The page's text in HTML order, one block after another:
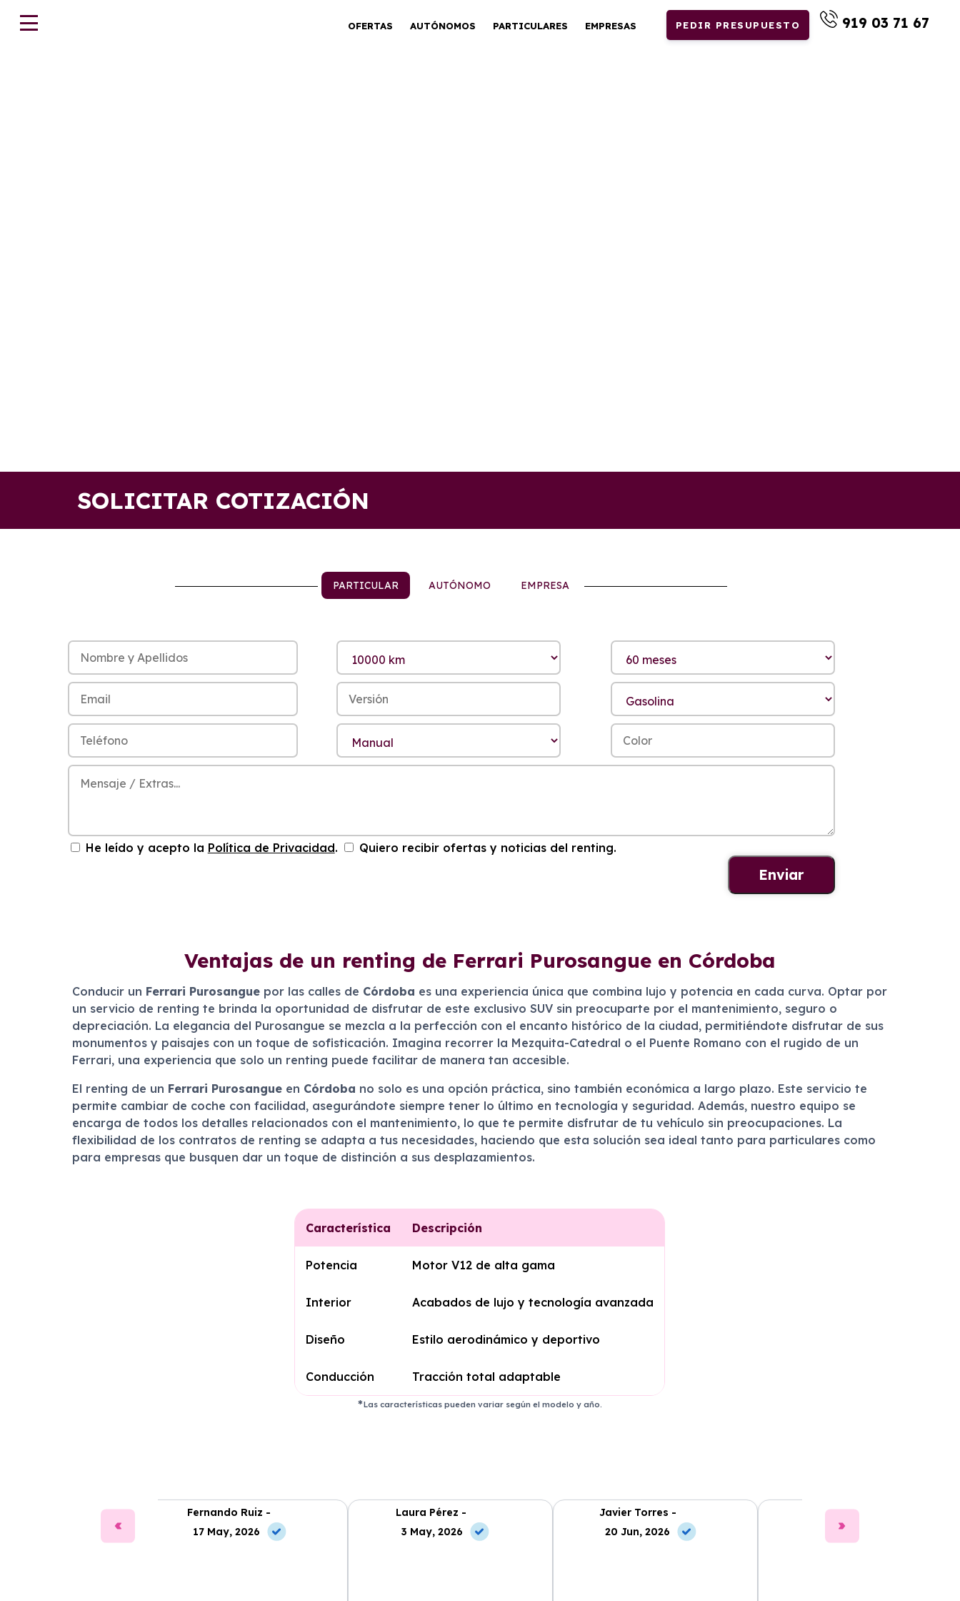
OFERTAS AUTÓNOMOS PARTICULARES EMPRESAS PEDIR PRESUPUESTO 919 03 71 67
SOLICITAR COTIZACIÓN
PARTICULAR AUTÓNOMO EMPRESA
He leído y acepto la Política de Privacidad. Quiero recibir ofertas y noticias del renting.
Ventajas de un renting de Ferrari Purosangue en Córdoba
Conducir un Ferrari Purosanguepor las calles de Córdoba es una experiencia única que combina lujo y potencia en cada curva. Optar por
un servicio de renting te brinda la oportunidad de disfrutar de este exclusivo SUV sin preocuparte por el mantenimiento, seguro o
depreciación. La elegancia del Purosangue se mezcla a la perfección con el encanto histórico de la ciudad, permitiéndote disfrutar de sus
monumentos y paisajes con un toque de sofisticación. Imagina recorrer la Mezquita-Catedral o el Puente Romano con el rugido de un
Ferrari, una experiencia que solo un renting puede facilitar de manera tan accesible.
El renting de un Ferrari Purosangueen Córdoba no solo es una opción práctica, sino también económica a largo plazo. Este servicio te
permite cambiar de coche con facilidad, asegurándote siempre tener lo último en tecnología y seguridad. Además, nuestro equipo se
encarga de todos los detalles relacionados con el mantenimiento, lo que te permite disfrutar de tu vehículo sin preocupaciones. La
flexibilidad de los contratos de renting se adapta a tus necesidades, haciendo que esta solución sea ideal tanto para particulares como
para empresas que busquen dar un toque de distinción a sus desplazamientos.
Característica Descripción
Potencia Motor V12 de alta gama
Interior Acabados de lujo y tecnología avanzada
Diseño Estilo aerodinámico y deportivo
Conducción Tracción total adaptable
Las características pueden variar según el modelo y año.
Fernando Ruiz -
17 May, 2026
Laura Pérez -
3 May, 2026
Javier Torres -
20 Jun, 2026
Clara Gómez -
10 Jun, 2026